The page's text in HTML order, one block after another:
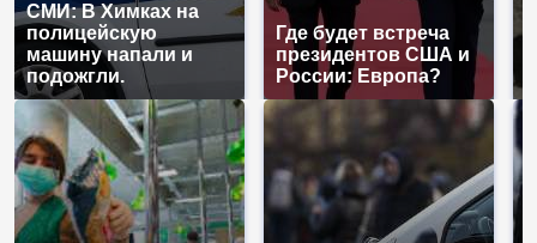
СМИ: В Химках на
полицейскую
машину напали и
подожгли.
Где будет встреча
президентов США и
России: Европа?